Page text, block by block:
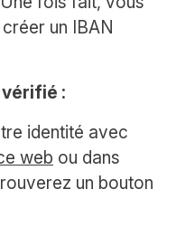
un IBAN
:
identité avec
web ou dans
un bouton